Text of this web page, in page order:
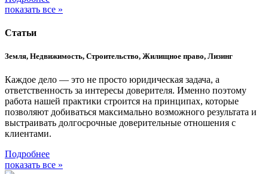
показать все »
Статьи
Земля, Недвижимость, Строительство, Жилищное право, Лизинг
Каждое дело — это не просто юридическая задача, а
ответственность за интересы доверителя. Именно поэтому
работа нашей практики строится на принципах, которые
позволяют добиваться максимально возможного результата и
выстраивать долгосрочные доверительные отношения с
клиентами.
Подробнее
показать все »